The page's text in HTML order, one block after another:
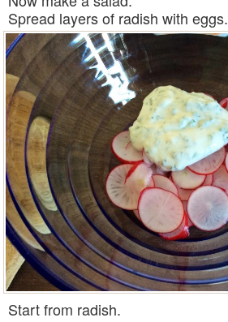
Spread layers of radish with eggs.
Start from radish.